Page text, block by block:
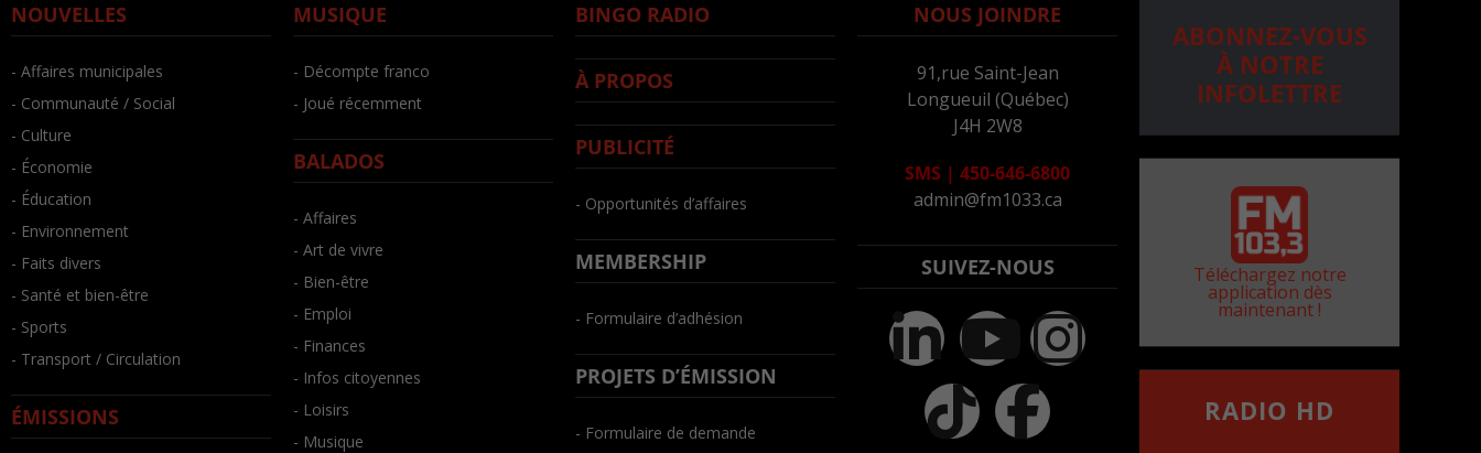
NOUVELLES
- Affaires municipales
- Communauté / Social
- Culture
- Économie
- Éducation
- Environnement
- Faits divers
- Santé et bien-être
- Sports
- Transport / Circulation
ÉMISSIONS
MUSIQUE
- Décompte franco
- Joué récemment
BALADOS
- Affaires
- Art de vivre
- Bien-être
- Emploi
- Finances
- Infos citoyennes
- Loisirs
- Musique
BINGO RADIO
À PROPOS
PUBLICITÉ
- Opportunités d’affaires
MEMBERSHIP
- Formulaire d’adhésion
PROJETS D’ÉMISSION
- Formulaire de demande
NOUS JOINDRE
91,rue Saint-Jean
Longueuil (Québec)
J4H 2W8
SMS | 450-646-6800
admin@fm1033.ca
SUIVEZ-NOUS
ABONNEZ-VOUS
À NOTRE
INFOLETTRE
Téléchargez notre
application dès
maintenant !
RADIO HD